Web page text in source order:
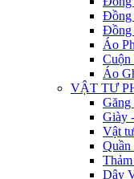
Đồng
Đồng
Áo
Cuộn
Áo
VẬT TƯ
Găng
Giày
Vật
Quần
Dây